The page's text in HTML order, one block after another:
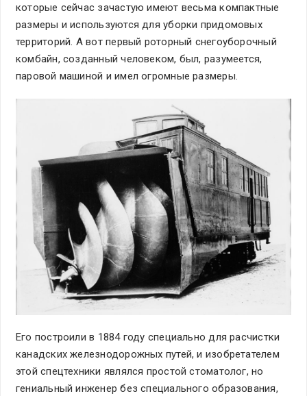
которые сейчас зачастую имеют весьма компактные
размеры и используются для уборки придомовых
территорий. А вот первый роторный снегоуборочный
комбайн, созданный человеком, был, разумеется,
паровой машиной и имел огромные размеры.
Его построили в 1884 году специально для расчистки
канадских железнодорожных путей, и изобретателем
этой спецтехники являлся простой стоматолог, но
гениальный инженер без специального образования,